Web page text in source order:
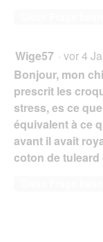
Wige57 · vor 4
Bonjour, mon
prescrit les
stress, es ce
équivalent à ce
avant il avait
coton de tuleard